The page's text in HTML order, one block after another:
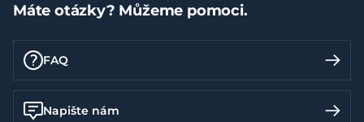
Máte otázky? Můžeme pomoci.
FAQ
Napište nám